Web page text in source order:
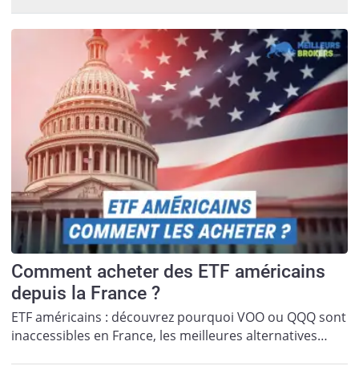
Comment acheter des ETF américains
depuis la France ?
ETF américains : découvrez pourquoi VOO ou QQQ sont
inaccessibles en France, les meilleures alternatives…